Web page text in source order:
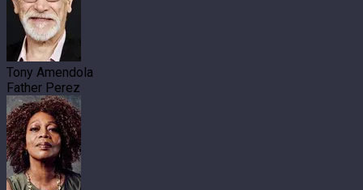
Tony Amendola
Father Perez